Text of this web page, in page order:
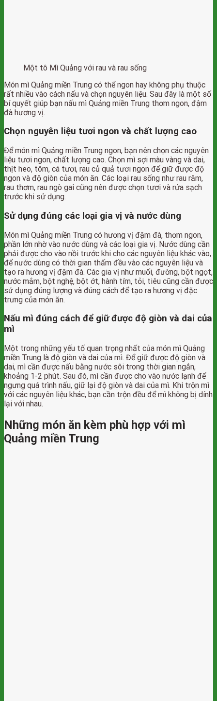
Một tô Mì Quảng với rau và rau sống
Món mì Quảng miền Trung có thể ngon hay không phụ thuộc
rất nhiều vào cách nấu và chọn nguyên liệu. Sau đây là một số
bí quyết giúp bạn nấu mì Quảng miền Trung thơm ngon, đậm
đà hương vị.
Chọn nguyên liệu tươi ngon và chất lượng cao
Để món mì Quảng miền Trung ngon, bạn nên chọn các nguyên
liệu tươi ngon, chất lượng cao. Chọn mì sợi màu vàng và dai,
thịt heo, tôm, cá tươi, rau củ quả tươi ngon để giữ được độ
ngon và độ giòn của món ăn. Các loại rau sống như rau răm,
rau thơm, rau ngò gai cũng nên được chọn tươi và rửa sạch
trước khi sử dụng.
Sử dụng đúng các loại gia vị và nước dùng
Món mì Quảng miền Trung có hương vị đậm đà, thơm ngon,
phần lớn nhờ vào nước dùng và các loại gia vị. Nước dùng cần
phải được cho vào nồi trước khi cho các nguyên liệu khác vào,
để nước dùng có thời gian thấm đều vào các nguyên liệu và
tạo ra hương vị đậm đà. Các gia vị như muối, đường, bột ngọt,
nước mắm, bột nghệ, bột ớt, hành tím, tỏi, tiêu cũng cần được
sử dụng đúng lượng và đúng cách để tạo ra hương vị đặc
trưng của món ăn.
Nấu mì đúng cách để giữ được độ giòn và dai của
mì
Một trong những yếu tố quan trọng nhất của món mì Quảng
miền Trung là độ giòn và dai của mì. Để giữ được độ giòn và
dai, mì cần được nấu bằng nước sôi trong thời gian ngắn,
khoảng 1-2 phút. Sau đó, mì cần được cho vào nước lạnh để
ngưng quá trình nấu, giữ lại độ giòn và dai của mì. Khi trộn mì
với các nguyên liệu khác, bạn cần trộn đều để mì không bị dính
lại với nhau.
Những món ăn kèm phù hợp với mì
Quảng miền Trung